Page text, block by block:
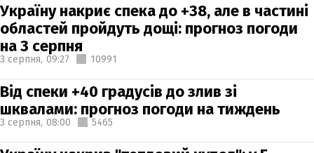
Україну накриє спека до +38, але в частині
областей пройдуть дощі: прогноз погоди
на 3 серпня
3 серпня, 09:27 10991
Від спеки +40 градусів до злив зі
шквалами: прогноз погоди на тиждень
3 серпня, 08:00 5465